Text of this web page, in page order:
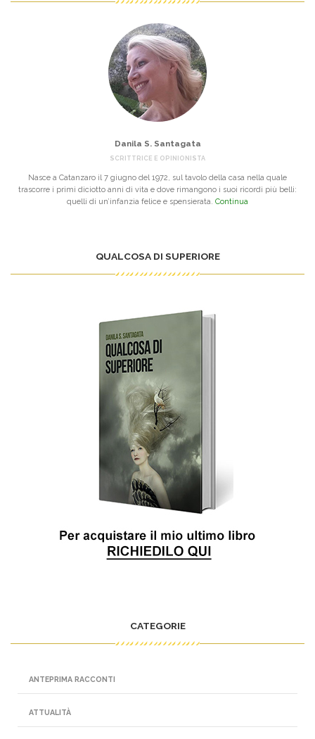
Danila S. Santagata
SCRITTRICE E OPINIONISTA
Nasce a Catanzaro il 7 giugno del 1972, sul tavolo della casa nella quale
trascorre i primi diciotto anni di vita e dove rimangono i suoi ricordi più belli:
quelli di un’infanzia felice e spensierata. Continua
QUALCOSA DI SUPERIORE
CATEGORIE
ANTEPRIMA RACCONTI
ATTUALITÀ